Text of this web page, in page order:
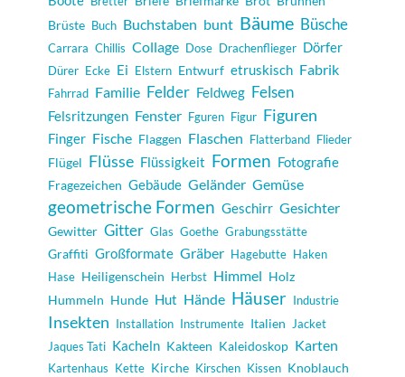
Brüste Buch Buchstaben bunt Bäume Büsche
Carrara Chillis Collage Dose Drachenflieger Dörfer
Dürer Ecke Ei Elstern Entwurf etruskisch Fabrik
Fahrrad Familie Felder Feldweg Felsen
Felsritzungen Fenster Fguren Figur Figuren
Finger Fische Flaggen Flaschen Flatterband Flieder
Flügel Flüsse Flüssigkeit Formen Fotografie
Fragezeichen Gebäude Geländer Gemüse
geometrische Formen Geschirr Gesichter
Gewitter Gitter Glas Goethe Grabungsstätte
Graffiti Großformate Gräber Hagebutte Haken
Hase Heiligenschein Herbst Himmel Holz
Hummeln Hunde Hut Hände Häuser Industrie
Insekten Installation Instrumente Italien
Jacket
Jaques Tati Kacheln Kakteen Kaleidoskop Karten
Kartenhaus Kette Kirche Kirschen Kissen Knoblauch